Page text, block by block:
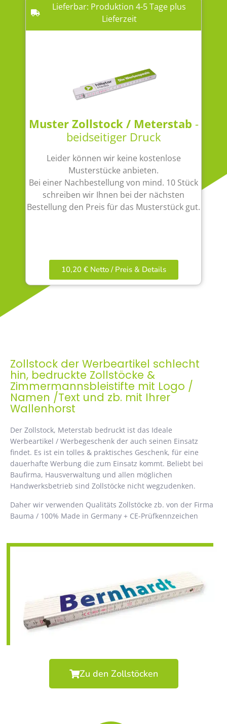
Lieferbar: Produktion 4-5 Tage plus
Lieferzeit
Muster Zollstock / Meterstab -
beidseitiger Druck
Leider können wir keine kostenlose
Musterstücke anbieten.
Bei einer Nachbestellung von mind. 10 Stück
schreiben wir Ihnen bei der nächsten
Bestellung den Preis für das Musterstück gut.
10,20 € Netto / Preis & Details
Zollstock der Werbeartikel schlecht
hin, bedruckte Zollstöcke &
Zimmermannsbleistifte mit Logo /
Namen /Text und zb. mit Ihrer
Wallenhorst
Der Zollstock, Meterstab bedruckt ist das Ideale
Werbeartikel / Werbegeschenk der auch seinen Einsatz
findet. Es ist ein tolles & praktisches Geschenk, für eine
dauerhafte Werbung die zum Einsatz kommt. Beliebt bei
Baufirma, Hausverwaltung und allen möglichen
Handwerksbetrieb sind Zollstöcke nicht wegzudenken.
Daher wir verwenden Qualitäts Zollstöcke zb. von der Firma
Bauma / 100% Made in Germany + CE-Prüfkennzeichen
Zu den Zollstöcken